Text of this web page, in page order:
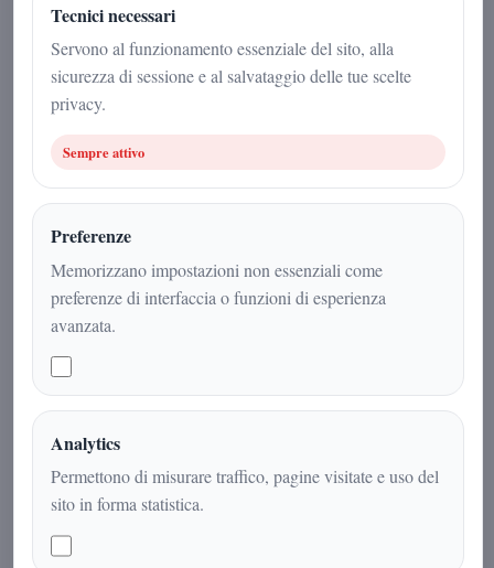
22 gennaio 2026
5min | Misteri
La tempesta geomagnetica del 19
gennaio 2026 apre nuovi interrogativi
sul campo magnetico terrestre
Tecnici necessari
Servono al funzionamento essenziale del sito, alla
sicurezza di sessione e al salvataggio delle tue scelte
privacy.
Sempre attivo
Preferenze
Memorizzano impostazioni non essenziali come
preferenze di interfaccia o funzioni di esperienza
avanzata.
Analytics
Permettono di misurare traffico, pagine visitate e uso del
sito in forma statistica.